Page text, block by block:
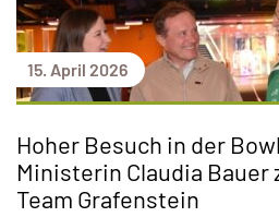
15. April 2026
Hoher Besuch in der
Ministerin Claudia Bauer
Team Grafenstein